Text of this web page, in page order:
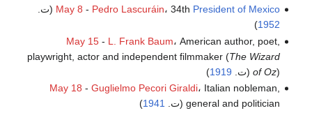
May 8 - Pedro Lascuráin، 34th President of Mexico
(ت.
1952
)
May 15- L. Frank Baum، American author, poet,
playwright, actor and independent filmmaker (The Wizard
of Oz) (ت. 1919
)
May 18 - Guglielmo Pecori Giraldi، Italian nobleman,
general and politician (ت.
1941
)